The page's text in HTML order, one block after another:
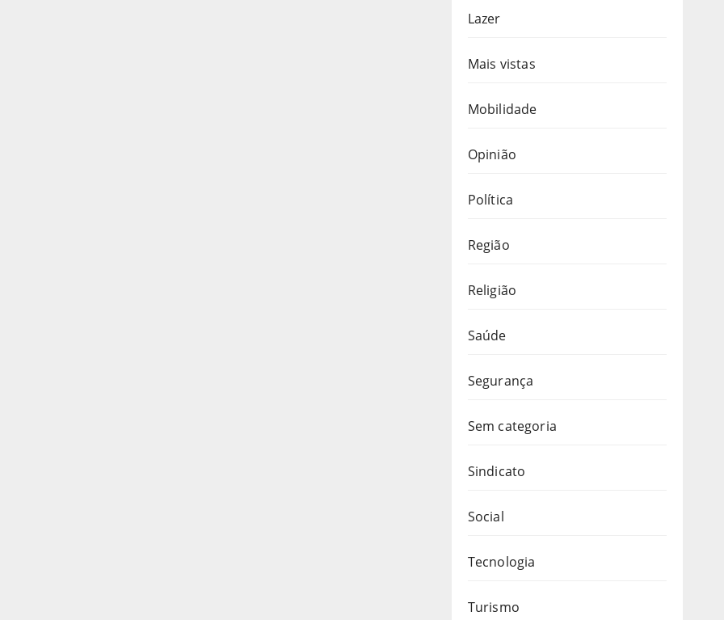
Lazer
Mais vistas
Mobilidade
Opinião
Política
Região
Religião
Saúde
Segurança
Sem categoria
Sindicato
Social
Tecnologia
Turismo